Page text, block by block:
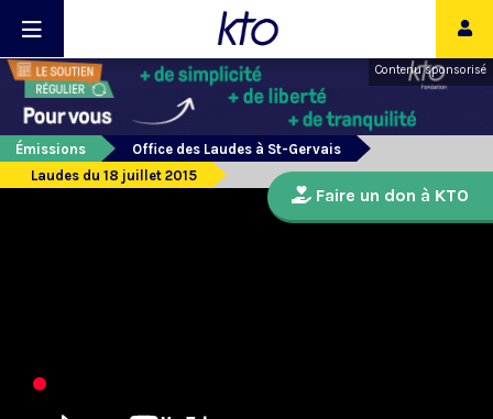
Contenu sponsorisé
Émissions
Office des Laudes à St-Gervais
Laudes du 18 juillet 2015
Faire un don à KTO